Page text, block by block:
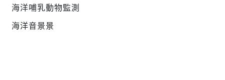
海洋哺乳動物監測
海洋音景景